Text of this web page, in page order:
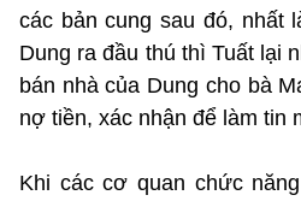
các bản cung sau đó, nhất
Dung ra đầu thú thì Tuất lại
bán nhà của Dung cho bà
nợ tiền, xác nhận để làm tin
Khi các cơ quan chức